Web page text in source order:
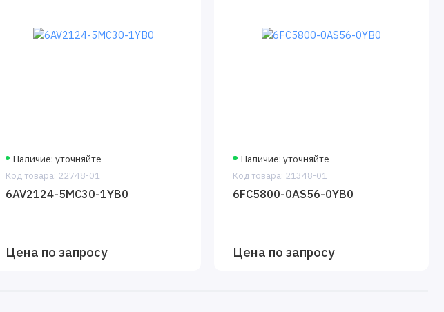
Наличие: уточняйте
Код товара: 22748-01
6AV2124-5MC30-1YB0
Цена по запросу
Наличие: уточняйте
Код товара: 21348-01
6FC5800-0AS56-0YB0
Цена по запросу